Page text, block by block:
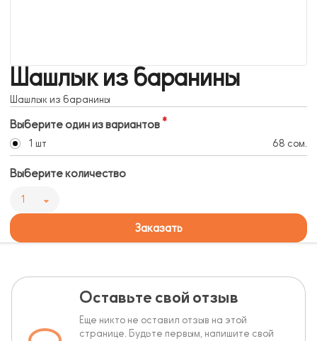
Шашлык из баранины
Шашлык из баранины
Выберите один из вариантов
1 шт 68 сом.
Выберите количество
1
Заказать
Оставьте свой отзыв
Еще никто не оставил отзыв на этой
странице. Будьте первым, напишите свой